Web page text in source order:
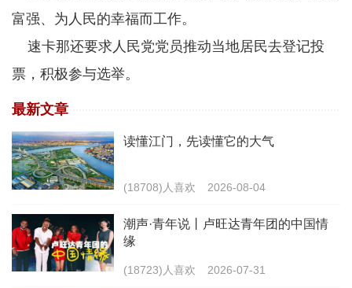
富强、为人民的幸福而工作。
速卡那还要求人民党党员推动当地居民去登记投
票，积极参与选举。
最新文章
读懂江门，先读懂它的大气
(18708)人喜欢 2026-08-04
潮声·青年说丨卢旺达青年团的中国情
缘
(18723)人喜欢 2026-07-31